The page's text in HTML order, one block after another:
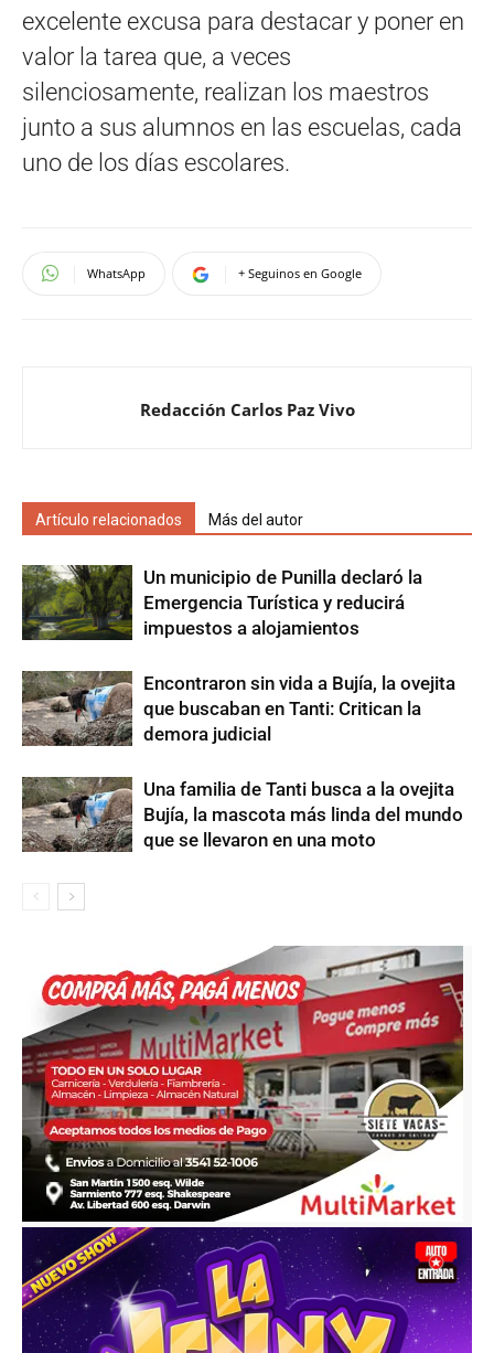
excelente excusa para destacar y poner en
valor la tarea que, a veces
silenciosamente, realizan los maestros
junto a sus alumnos en las escuelas, cada
uno de los días escolares.
WhatsApp + Seguinos en Google
Redacción Carlos Paz Vivo
Artículo relacionados Más del autor
Un municipio de Punilla declaró la
Emergencia Turística y reducirá
impuestos a alojamientos
Encontraron sin vida a Bujía, la ovejita
que buscaban en Tanti: Critican la
demora judicial
Una familia de Tanti busca a la ovejita
Bujía, la mascota más linda del mundo
que se llevaron en una moto